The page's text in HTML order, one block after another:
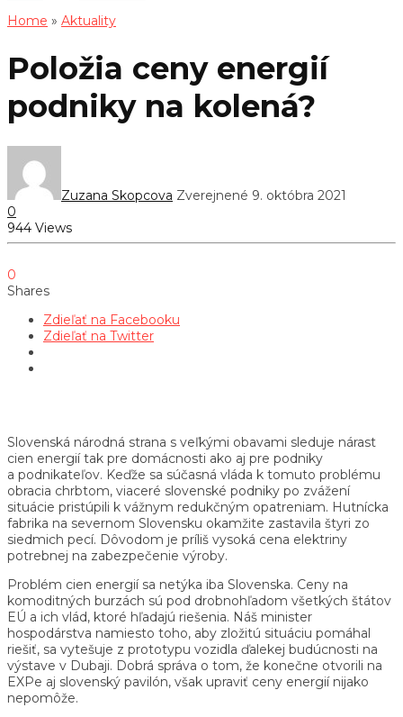
Home » Aktuality
Položia ceny energií
podniky na kolená?
Zuzana Skopcova Zverejnené 9. októbra 2021
0
944 Views
0
Shares
Zdieľať na Facebooku
Zdieľať na Twitter
Slovenská národná strana s veľkými obavami sleduje nárast
cien energií tak pre domácnosti ako aj pre podniky
a podnikateľov. Keďže sa súčasná vláda k tomuto problému
obracia chrbtom, viaceré slovenské podniky po zvážení
situácie pristúpili k vážnym redukčným opatreniam. Hutnícka
fabrika na severnom Slovensku okamžite zastavila štyri zo
siedmich pecí. Dôvodom je príliš vysoká cena elektriny
potrebnej na zabezpečenie výroby.
Problém cien energií sa netýka iba Slovenska. Ceny na
komoditných burzách sú pod drobnohľadom všetkých štátov
EÚ a ich vlád, ktoré hľadajú riešenia. Náš minister
hospodárstva namiesto toho, aby zložitú situáciu pomáhal
riešiť, sa vytešuje z prototypu vozidla ďalekej budúcnosti na
výstave v Dubaji. Dobrá správa o tom, že konečne otvorili na
EXPe aj slovenský pavilón, však upraviť ceny energií nijako
nepomôže.